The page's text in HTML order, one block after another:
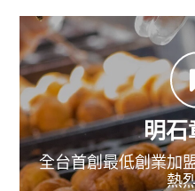
明石
全台首創最低創業加
熱